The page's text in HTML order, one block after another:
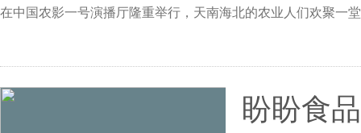
在中国农影一号演播厅隆重举行，天南海北的农业人们欢聚一
盼盼食